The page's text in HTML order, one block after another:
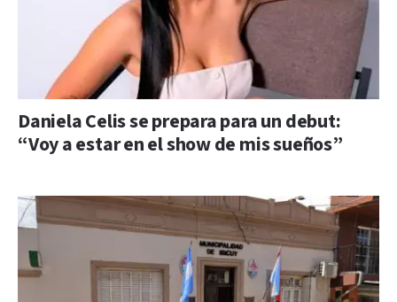
Daniela Celis se prepara para un debut:
“Voy a estar en el show de mis sueños”